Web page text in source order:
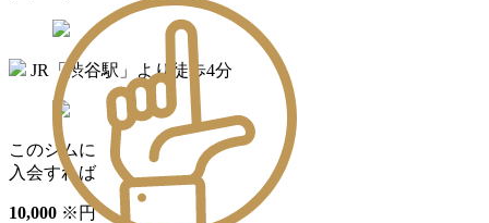
JR「渋谷駅」より徒歩4分
このジムに
入会すれば
10,000 ※ 円